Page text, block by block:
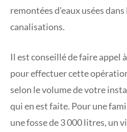
remontées d’eaux usées
canalisations.
Il est conseillé de faire appel
pour effectuer cette
selon le volume de votre
qui en est faite. Pour une
une fosse de 3 000 litres, un